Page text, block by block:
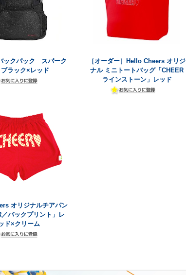
クパック スパーク
ラック×レッド
［オーダー］Hello Cheers オリジ
ナル ミニトートバッグ「CHEER
ラインストーン」レッド
オリジナルチアパン
／バックプリント」レ
ド×クリーム